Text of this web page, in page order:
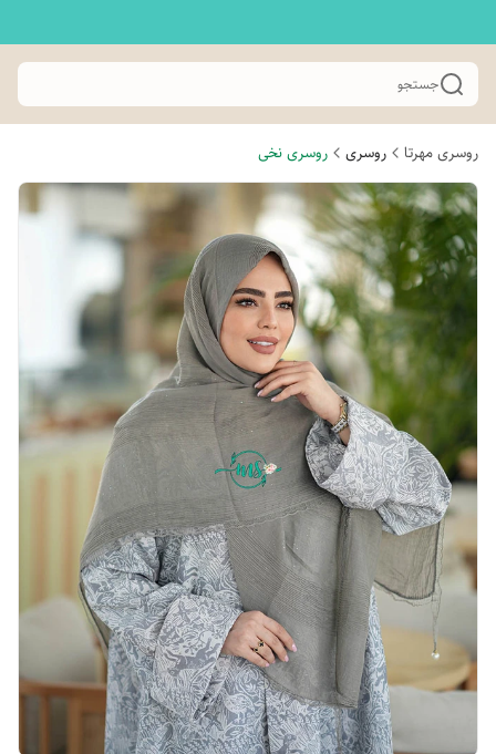
جستجو
روسری مهرتا روسری روسری نخی